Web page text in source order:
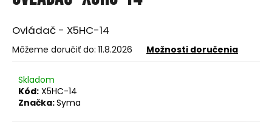
z
5
hviezdičiek.
Ovládač - X5HC-14
Môžeme doručiť do: 11.8.2026 Možnosti doručenia
Skladom
Kód: X5HC-14
Značka:Syma
j
s
ť